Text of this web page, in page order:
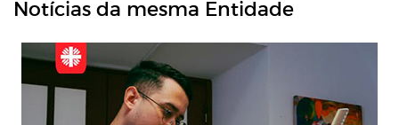
Notícias da mesma Entidade